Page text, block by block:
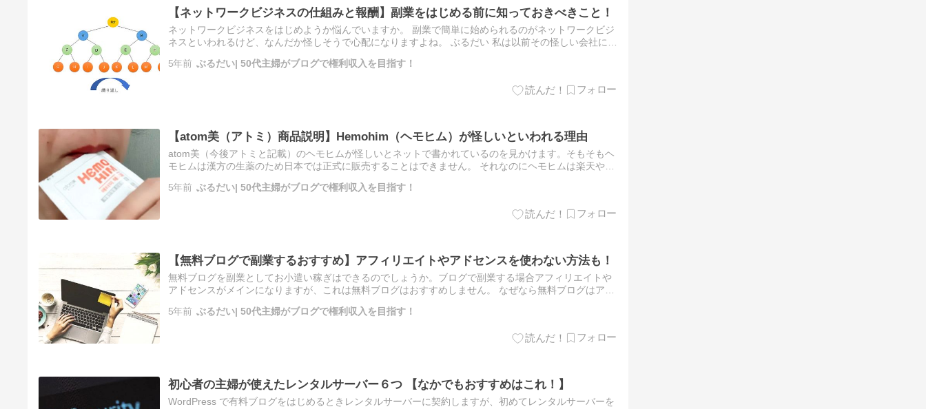
【ネットワークビジネスの仕組みと報酬】副業をはじめる前に知っておきべきこと！
ネットワークビジネスをはじめようか悩んでいますか。 副業で簡単に始められるのがネットワークビジ
ネスといわれるけど、なんだか怪しそうで心配になりますよね。 ぶるだい 私は以前その怪しい会社に登
5年前 ぶるだい| 50代主婦がブログで権利収入を目指す！
【atom美（アトミ）商品説明】Hemohim（ヘモヒム）が怪しいといわれる理由
atom美（今後アトミと記載）のヘモヒムが怪しいとネットで書かれているのを見かけます。そもそもヘ
モヒムは漢方の生薬のため日本では正式に販売することはできません。 それなのにヘモヒムは楽天やア
5年前 ぶるだい| 50代主婦がブログで権利収入を目指す！
【無料ブログで副業するおすすめ】アフィリエイトやアドセンスを使わない方法も！
無料ブログを副業としてお小遣い稼ぎはできるのでしょうか。ブログで副業する場合アフィリエイトや
アドセンスがメインになりますが、これは無料ブログはおすすめしません。 なぜなら無料ブログはアフ
ら…
5年前 ぶるだい| 50代主婦がブログで権利収入を目指す！
初心者の主婦が使えたレンタルサーバー６つ 【なかでもおすすめはこれ！】
WordPress で有料ブログをはじめるときレンタルサーバーに契約しますが、初めてレンタルサーバーを